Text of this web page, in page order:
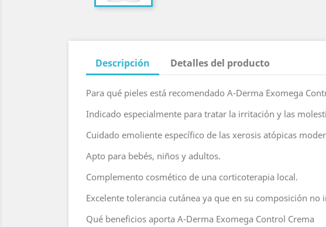
Descripción Detalles del producto
Para qué pieles está recomendado A-Derma Exomega
Indicado especialmente para tratar la irritación y las
Cuidado emoliente específico de las xerosis atópicas
Apto para bebés, niños y adultos.
Complemento cosmético de una corticoterapia local.
Excelente tolerancia cutánea ya que en su composición
Qué beneficios aporta A-Derma Exomega Control Crema